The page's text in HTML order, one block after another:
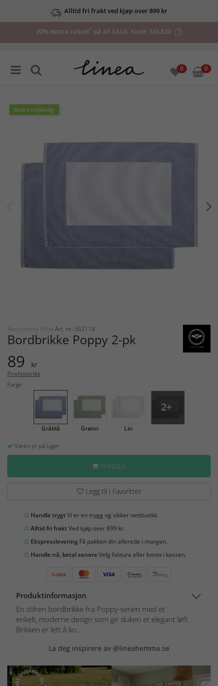
Alltid fri frakt ved kjøp over 899 kr
20% ekstra rabatt* på all SALG. Kode: SALE20
0 0
Bedre miljøvalg
Recycled by Wille Art. nr: 562118
Bordbrikke Poppy 2-pk
89 kr
Prishistorikk
Farge
Gråblå Grønn Lin
2+
Varen er på lager
HANDLE
Legg til i Favoritter
Handle trygtVi er en trygg og sikker nettbutikk.
Alltid fri fraktVed kjøp over 899 kr.
Ekspresslevering Få pakken din allerede i morgen.
Handle nå, betal senereVelg faktura eller konto i kassen.
Produktinformasjon
En stilren bordbrikke fra Poppy-serien med et
enkelt, moderne design som gir duken et elegant løft.
Brikken er lett å ko...
La deg inspirere av @lineahemma.se